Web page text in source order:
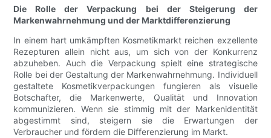
Die Rolle der Verpackung bei der Steigerung der
Markenwahrnehmung und der Marktdifferenzierung
In einem hart umkämpften Kosmetikmarkt reichen exzellente
Rezepturen allein nicht aus, um sich von der Konkurrenz
abzuheben. Auch die Verpackung spielt eine strategische
Rolle bei der Gestaltung der Markenwahrnehmung. Individuell
gestaltete Kosmetikverpackungen fungieren als visuelle
Botschafter, die Markenwerte, Qualität und Innovation
kommunizieren. Wenn sie stimmig mit der Markenidentität
abgestimmt sind, steigern sie die Erwartungen der
Verbraucher und fördern die Differenzierung im Markt.